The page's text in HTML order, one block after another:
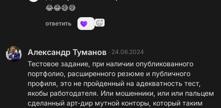
😂😂😅😅
ответить
Александр Туманов · 24.06.2024
Тестовое задание, при наличии опубликованного
портфолио, расширенного резюме и публичного
профиля, это не пройденный на адекватность тест,
якобы работодателя. Или мошенники, или или пальцем
сделанный арт-дир мутной конторы, который таким